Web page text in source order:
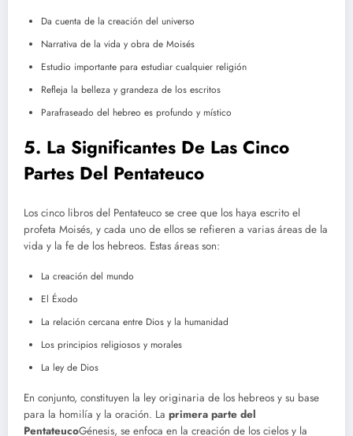
Da cuenta de la creación del universo
Narrativa de la vida y obra de Moisés
Estudio importante para estudiar cualquier religión
Refleja la belleza y grandeza de los escritos
Parafraseado del hebreo es profundo y místico
5. La Significantes De Las Cinco
Partes Del Pentateuco
Los cinco libros del Pentateuco se cree que los haya escrito el
profeta Moisés, y cada uno de ellos se refieren a varias áreas de la
vida y la fe de los hebreos. Estas áreas son:
La creación del mundo
El Éxodo
La relación cercana entre Dios y la humanidad
Los principios religiosos y morales
La ley de Dios
En conjunto, constituyen la ley originaria de los hebreos y su base
para la homilía y la oración. La primera parte del
PentateucoGénesis, se enfoca en la creación de los cielos y la